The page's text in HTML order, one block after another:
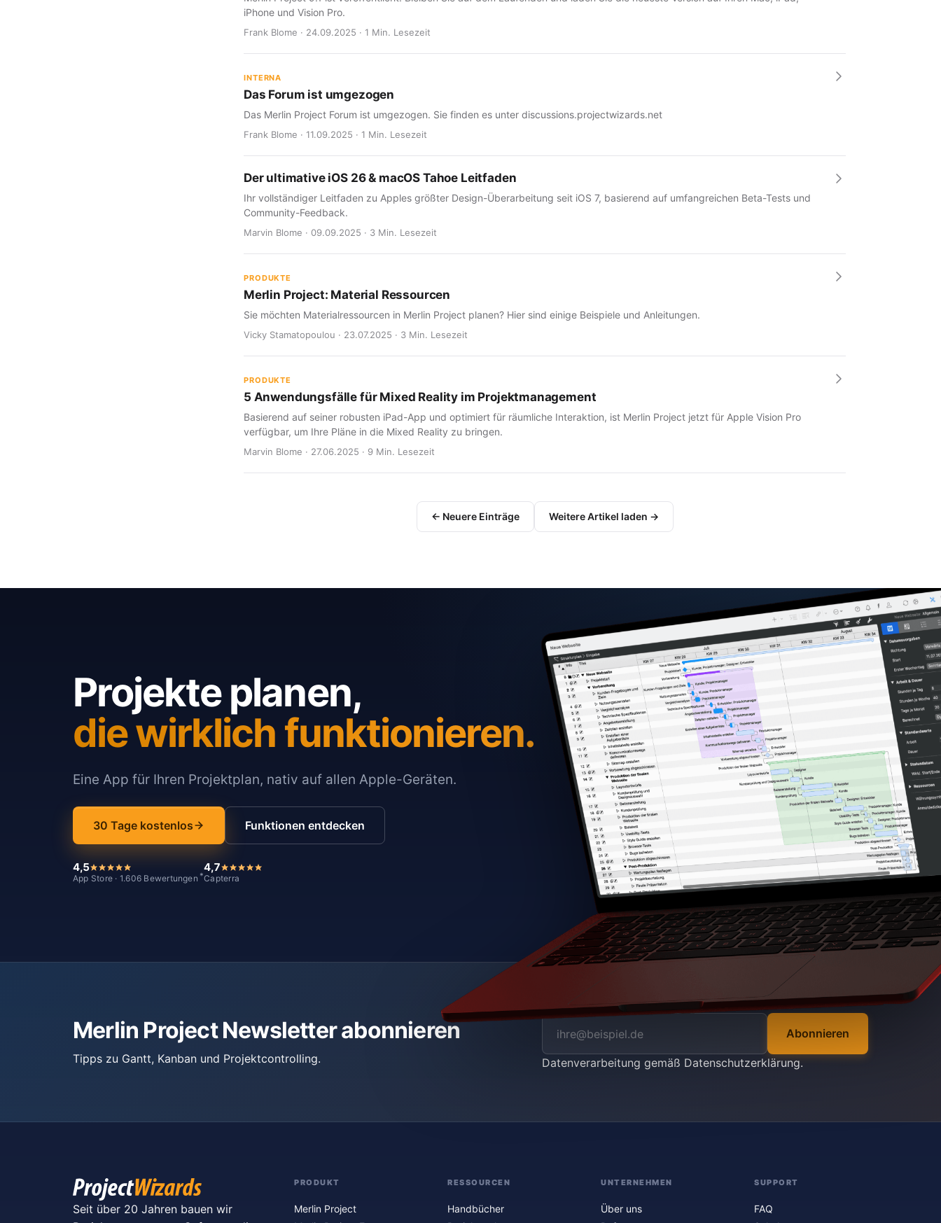
iPhone und Vision Pro.
Frank Blome · 24.09.2025 · 1 Min. Lesezeit
INTERNA
Das Forum ist umgezogen
Das Merlin Project Forum ist umgezogen. Sie finden es unter discussions.projectwizards.net
Frank Blome · 11.09.2025 · 1 Min. Lesezeit
Der ultimative iOS 26 & macOS Tahoe Leitfaden
Ihr vollständiger Leitfaden zu Apples größter Design-Überarbeitung seit iOS 7, basierend auf umfangreichen Beta-Tests und
Community-Feedback.
Marvin Blome · 09.09.2025 · 3 Min. Lesezeit
PRODUKTE
Merlin Project: Material Ressourcen
Sie möchten Materialressourcen in Merlin Project planen? Hier sind einige Beispiele und Anleitungen.
Vicky Stamatopoulou · 23.07.2025 · 3 Min. Lesezeit
PRODUKTE
5 Anwendungsfälle für Mixed Reality im Projektmanagement
Basierend auf seiner robusten iPad-App und optimiert für räumliche Interaktion, ist Merlin Project jetzt für Apple Vision Pro
verfügbar, um Ihre Pläne in die Mixed Reality zu bringen.
Marvin Blome · 27.06.2025 · 9 Min. Lesezeit
← Neuere Einträge Weitere Artikel laden →
Projekte planen,
die wirklich funktionieren.
Eine App für Ihren Projektplan, nativ auf allen Apple-Geräten.
30 Tage kostenlos Funktionen entdecken
4,5
App Store · 1.606 Bewertungen *
4,7
Capterra
Merlin Project Newsletter abonnieren
Tipps zu Gantt, Kanban und Projektcontrolling.
Abonnieren
Datenverarbeitung gemäß Datenschutzerklärung.
Seit über 20 Jahren bauen wir
PRODUKT
Merlin Project
RESSOURCEN
Handbücher
UNTERNEHMEN
Über uns
SUPPORT
FAQ